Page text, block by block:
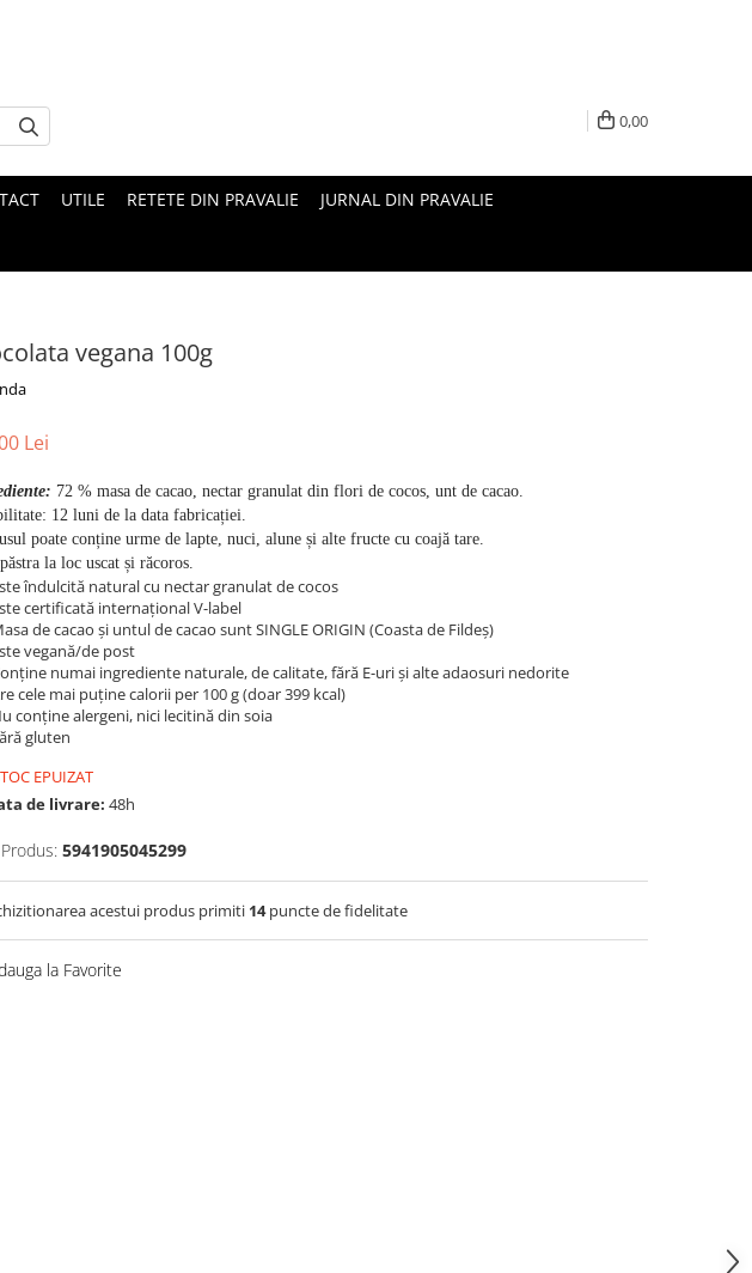
0,00
UTILE RETETE DIN PRAVALIE JURNAL DIN PRAVALIE
vegana 100g
Lei
72 % masa de cacao, nectar granulat din flori de cocos, unt de cacao.
12 luni de la data fabricației.
poate conține urme de lapte, nuci, alune și alte fructe cu coajă tare.
la loc uscat și răcoros.
îndulcită natural cu nectar granulat de cocos
certificată internațional V-label
de cacao și untul de cacao sunt SINGLE ORIGIN (Coasta de Fildeș)
vegană/de post
numai ingrediente naturale, de calitate, fără E-uri și alte adaosuri nedorite
cele mai puține calorii per 100 g (doar 399 kcal)
conține alergeni, nici lecitină din soia
gluten
EPUIZAT
de livrare: 48h
5941905045299
acestui produs primiti 14puncte de fidelitate
la Favorite